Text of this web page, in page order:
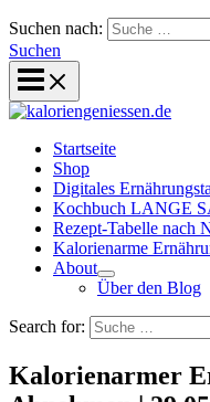
Suchen nach:
Suchen
Startseite
Shop
Digitales
Kochbuch LANGE
Rezept-Tabelle nach
Kalorienarme
About
Über den Blog
Search for:
Kalorienarmer